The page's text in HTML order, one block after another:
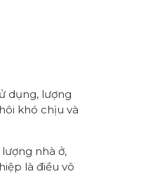
dụng, lượng
khó chịu và
nhà ở,
là điều vô